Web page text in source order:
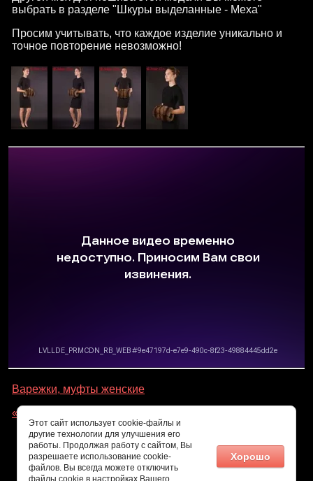
выбрать в разделе "Шкуры выделанные - Меха"
Просим учитывать, что каждое изделие уникально и
точное повторение невозможно!
Варежки, муфты женские
« Назад
Этот сайт использует cookie-файлы и
другие технологии для улучшения его
работы. Продолжая работу с сайтом, Вы
разрешаете использование cookie-
файлов. Вы всегда можете отключить
файлы cookie в настройках Вашего
Хорошо